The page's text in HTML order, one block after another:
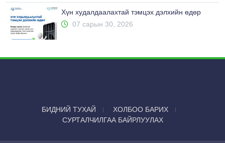
Хүн худалдаалахтай тэмцэх дэлхийн өдөр
07 сарын 30, 2026
БИДНИЙ ТУХАЙ
ХОЛБОО БАРИХ
СУРТАЛЧИЛГАА БАЙРЛУУЛАХ